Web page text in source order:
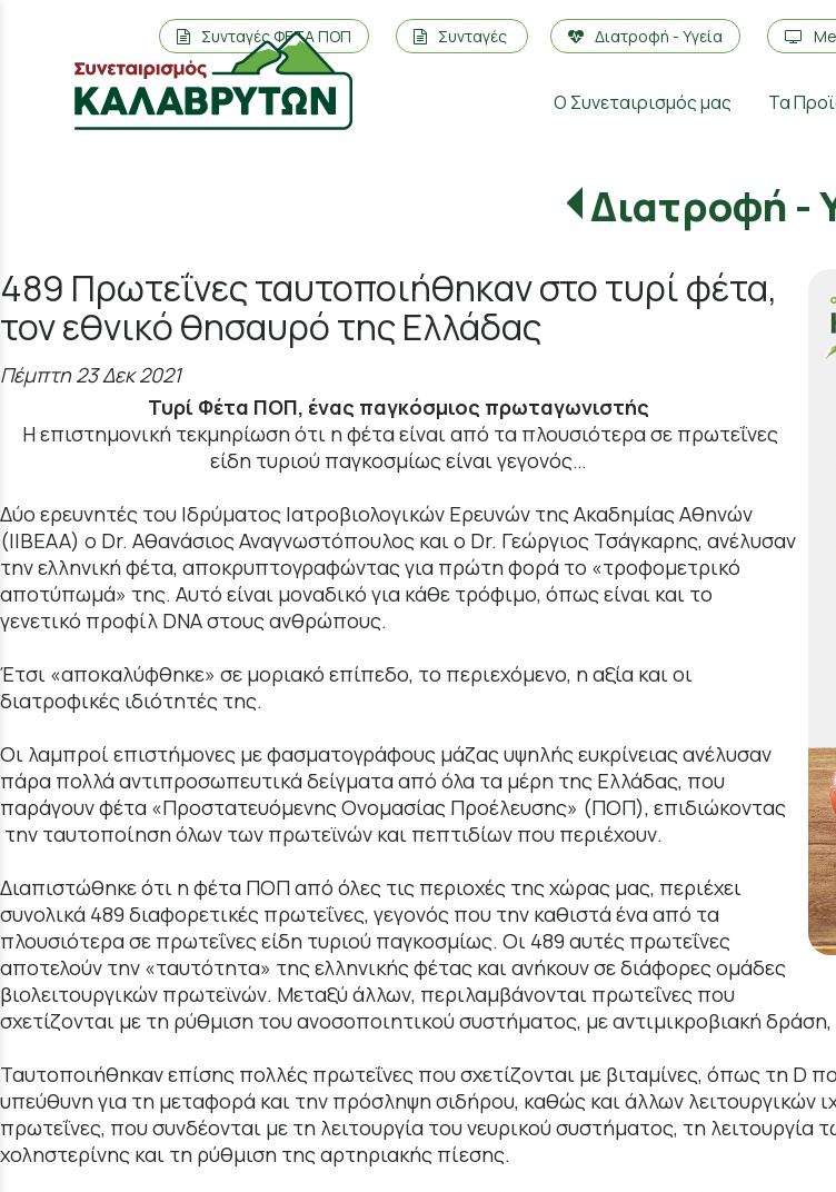
Συνταγές ΦΕΤΑ ΠΟΠ Συνταγές Διατροφή - Υγεία
Ο Συνεταιρισμός μας Τα
Διατροφή -
489 Πρωτεΐνες ταυτοποιήθηκαν στο τυρί φέτα,
τον εθνικό θησαυρό της Ελλάδας
Πέμπτη 23 Δεκ 2021
Τυρί Φέτα ΠΟΠ, ένας παγκόσμιος πρωταγωνιστής
Η επιστημονική τεκμηρίωση ότι η φέτα είναι από τα πλουσιότερα σε πρωτεΐνες
είδη τυριού παγκοσμίως είναι γεγονός…
Δύο ερευνητές του Ιδρύματος Ιατροβιολογικών Ερευνών της Ακαδημίας Αθηνών
(ΙΙΒΕΑΑ) ο Dr. Αθανάσιος Αναγνωστόπουλος και ο Dr. Γεώργιος Τσάγκαρης, ανέλυσαν
την ελληνική φέτα, αποκρυπτογραφώντας για πρώτη φορά το «τροφομετρικό
αποτύπωμά» της. Αυτό είναι μοναδικό για κάθε τρόφιμο, όπως είναι και το
γενετικό προφίλ DNA στους ανθρώπους.
Έτσι «αποκαλύφθηκε» σε μοριακό επίπεδο, το περιεχόμενο, η αξία και οι
διατροφικές ιδιότητές της.
Οι λαμπροί επιστήμονες με φασματογράφους μάζας υψηλής ευκρίνειας ανέλυσαν
πάρα πολλά αντιπροσωπευτικά δείγματα από όλα τα μέρη της Ελλάδας, που
παράγουν φέτα «Προστατευόμενης Ονομασίας Προέλευσης» (ΠΟΠ), επιδιώκοντας
την ταυτοποίηση όλων των πρωτεϊνών και πεπτιδίων που περιέχουν.
Διαπιστώθηκε ότι η φέτα ΠΟΠ από όλες τις περιοχές της χώρας μας, περιέχει
συνολικά 489 διαφορετικές πρωτεΐνες, γεγονός που την καθιστά ένα από τα
πλουσιότερα σε πρωτεΐνες είδη τυριού παγκοσμίως. Οι 489 αυτές πρωτεΐνες
αποτελούν την «ταυτότητα» της ελληνικής φέτας και ανήκουν σε διάφορες ομάδες
βιολειτουργικών πρωτεϊνών. Μεταξύ άλλων, περιλαμβάνονται πρωτεΐνες που
σχετίζονται με τη ρύθμιση του ανοσοποιητικού συστήματος, με αντιμικροβιακή
Ταυτοποιήθηκαν επίσης πολλές πρωτεΐνες που σχετίζονται με βιταμίνες, όπως τη D
υπεύθυνη για τη μεταφορά και την πρόσληψη σιδήρου, καθώς και άλλων λειτουργικών
πρωτεΐνες, που συνδέονται με τη λειτουργία του νευρικού συστήματος, τη
χοληστερίνης και τη ρύθμιση της αρτηριακής πίεσης.